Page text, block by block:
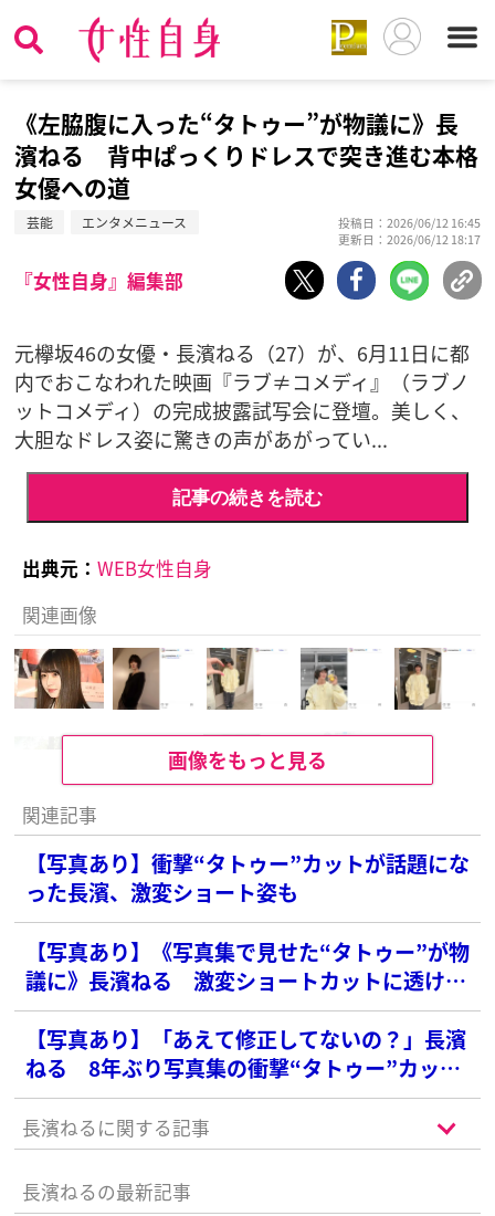
《左脇腹に入った“タトゥー”が物議に》長
濱ねる 背中ぱっくりドレスで突き進む本格
女優への道
芸能 エンタメニュース
投稿日：2026/06/12 16:45
更新日：2026/06/12 18:17
『女性自身』編集部
元欅坂46の女優・長濱ねる（27）が、6月11日に都
内でおこなわれた映画『ラブ≠コメディ』（ラブノ
ットコメディ）の完成披露試写会に登壇。美しく、
大胆なドレス姿に驚きの声があがってい...
記事の続きを読む
出典元： WEB女性自身
関連画像
画像をもっと見る
関連記事
【写真あり】衝撃“タトゥー”カットが話題にな
った長濱、激変ショート姿も
【写真あり】《写真集で見せた“タトゥー”が物
議に》長濱ねる 激変ショートカットに透け
る“脱アイドル”路線
【写真あり】「あえて修正してないの？」長濱
ねる 8年ぶり写真集の衝撃“タトゥー”カット
にファン騒然
長濱ねるに関する記事
長濱ねるの最新記事